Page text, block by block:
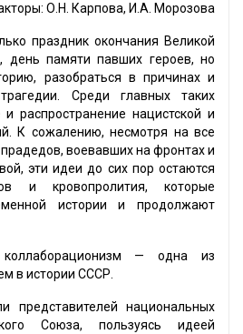
О.Н. Карпова, И.А. Морозова
праздник окончания Великой
день памяти павших героев, но
разобраться в причинах и
Среди главных таких
распространение нацистской и
К сожалению, несмотря на все
воевавших на фронтах и
эти идеи до сих пор остаются
и кровопролития, которые
истории и продолжают
— одна из
в истории СССР.
представителей национальных
Союза, пользуясь идеей